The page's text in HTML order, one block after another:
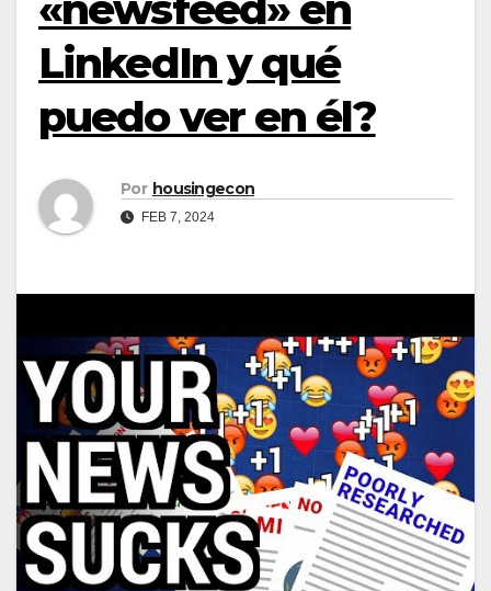
LinkedIn y qué
puedo ver en él?
Por housingecon
FEB 7, 2024